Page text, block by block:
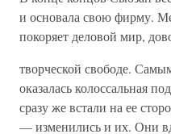
и основала свою фирму.
покоряет деловой мир,
творческой свободе.
оказалась колоссальная
сразу же встали на ее
— изменились и их. Они